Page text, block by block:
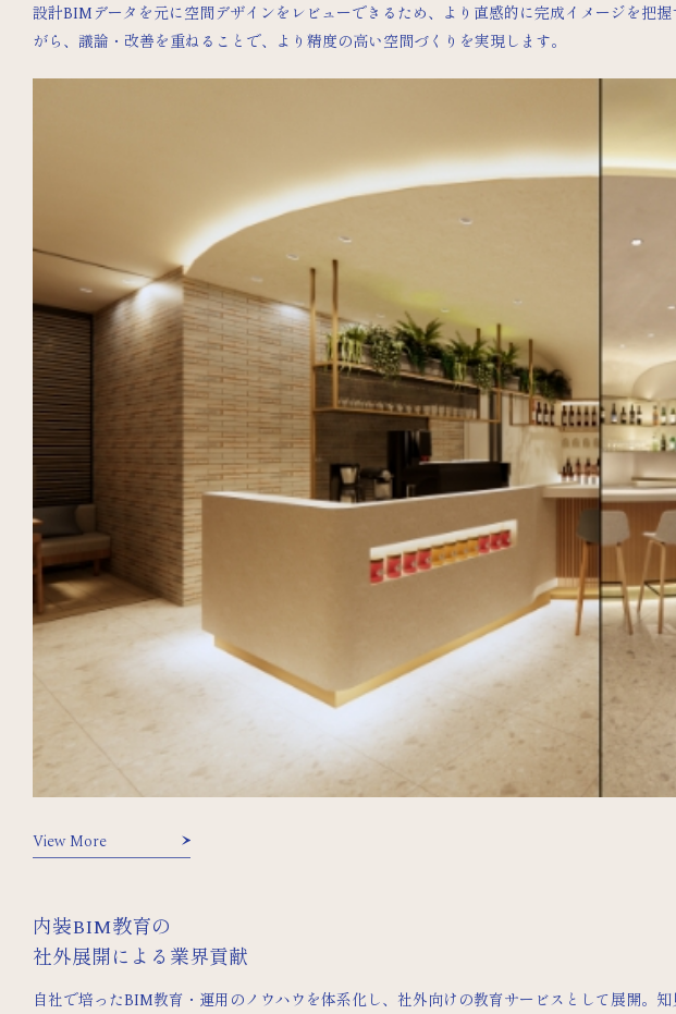
設計BIMデータを元に空間デザインをレビューできるため、より直感的に完成イメージを把
がら、議論・改善を重ねることで、より精度の高い空間づくりを実現します。
View More
内装BIM教育の
社外展開による業界貢献
自社で培ったBIM教育・運用のノウハウを体系化し、社外向けの教育サービスとして展開。